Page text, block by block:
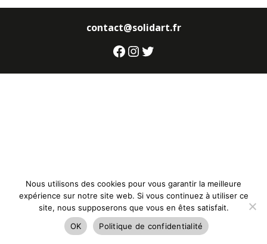
contact@solidart.fr
Facebook
Instagram
Twitter
Nous utilisons des cookies pour vous garantir la meilleure
expérience sur notre site web. Si vous continuez à utiliser ce
site, nous supposerons que vous en êtes satisfait.
OK
Politique de confidentialité